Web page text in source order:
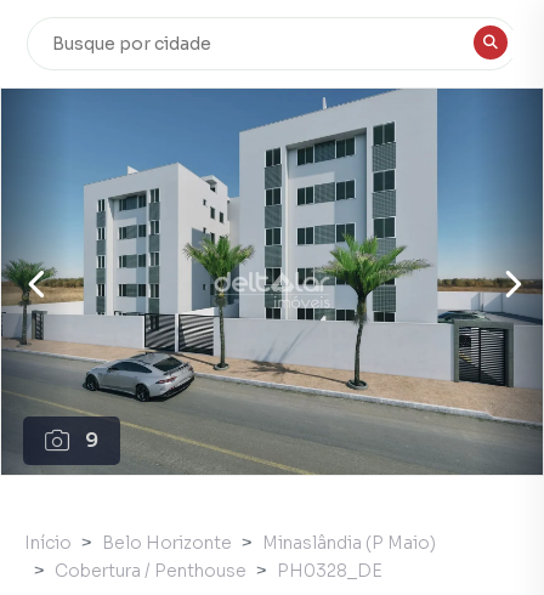
9
Início Belo Horizonte
Minaslândia (P Maio)
Cobertura / Penthouse
PH0328_DE